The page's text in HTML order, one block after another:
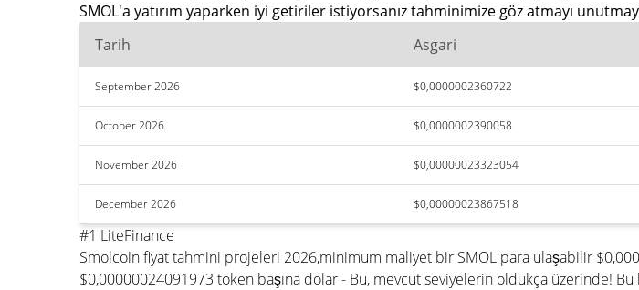
SMOL'a yatırım yaparken iyi getiriler istiyorsanız tahminimize göz atmayı
Tarih
Asgari
September 2026 $0,0000002360722
October 2026 $0,0000002390058
November 2026 $0,00000023323054
December 2026 $0,00000023867518
#1 LiteFinance
Smolcoin fiyat tahmini projeleri 2026,minimum maliyet bir SMOL para ulaşabilir
$0,00000024091973 token başına dolar - Bu, mevcut seviyelerin oldukça üzerinde!